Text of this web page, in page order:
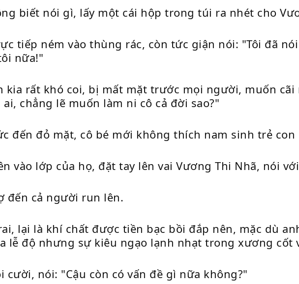
biết nói gì, lấy một cái hộp trong túi ra nhét cho
tiếp ném vào thùng rác, còn tức giận nói: "Tôi đã
nữa!"
kia rất khó coi, bị mất mặt trước mọi người, muốn cãi
chẳng lẽ muốn làm ni cô cả đời sao?"
đến đỏ mặt, cô bé mới không thích nam sinh trẻ con
vào lớp của họ, đặt tay lên vai Vương Thi Nhã, nói
đến cả người run lên.
lại là khí chất được tiền bạc bồi đắp nên, mặc dù
lễ độ nhưng sự kiêu ngạo lạnh nhạt trong xương cốt
cười, nói: "Cậu còn có vấn đề gì nữa không?"